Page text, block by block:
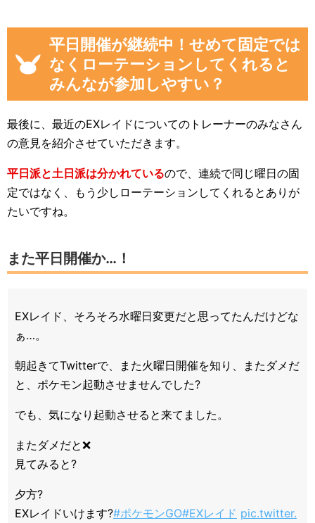
平日開催が継続中！せめて固定では
なくローテーションしてくれると
みんなが参加しやすい？
最後に、最近のEXレイドについてのトレーナーのみなさん
の意見を紹介させていただきます。
平日派と土日派は分かれているので、連続で同じ曜日の固
定ではなく、もう少しローテーションしてくれるとありが
たいですね。
また平日開催か…！
EXレイド、そろそろ水曜日変更だと思ってたんだけどな
ぁ…。
朝起きてTwitterで、また火曜日開催を知り、またダメだ
と、ポケモン起動させませんでした?
でも、気になり起動させると来てました。
またダメだと❌
見てみると?
夕方?
EXレイドいけます?#ポケモンGO#EXレイド pic.twitter.